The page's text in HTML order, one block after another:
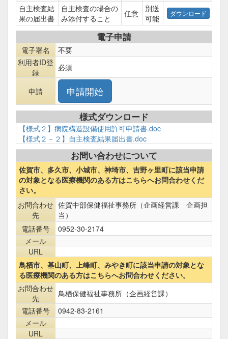
自主検査結
果の届出書
自主検査の場合の
み添付すること
任意
別送
可能
電子申請
電子署名
不要
利用者ID登
録
必須
申請
様式ダウンロード
【様式２】病院構造設備使用許可申請書.doc
【様式２－２】自主検査結果届出書.doc
お問い合わせについて
佐賀市、多久市、小城市、神埼市、吉野ヶ里町に該当申請
の対象となる医療機関のある方はこちらへお問合わせくだ
さい。
お問合わせ
先
佐賀中部保健福祉事務所（企画経営課 企画担
当）
電話番号
0952-30-2174
メール
URL
鳥栖市、基山町、上峰町、みやき町に該当申請の対象とな
る医療機関のある方はこちらへお問合わせください。
お問合わせ
先
鳥栖保健福祉事務所（企画経営課）
電話番号
0942-83-2161
メール
URL